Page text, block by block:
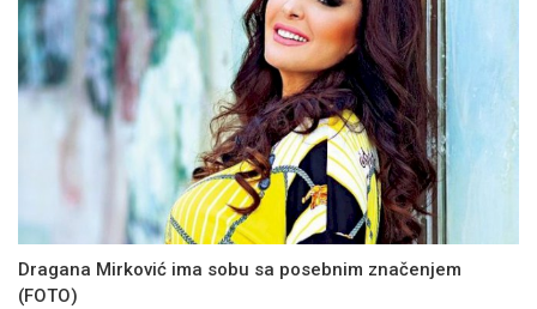
Dragana Mirković ima sobu sa posebnim značenjem
(FOTO)